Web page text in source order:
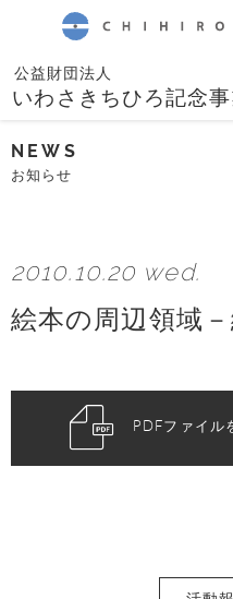
公益財団法人
いわさきちひろ記念
NEWS
お知らせ
2010.10.20 wed.
絵本の周辺領域
PDFファイル